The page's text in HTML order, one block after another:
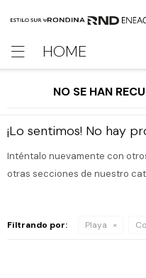
HOME

NO SE HAN
¡Lo sentimos! No hay
Inténtalo nuevamente con
otras secciones de nuestro
Filtrando por: Playa